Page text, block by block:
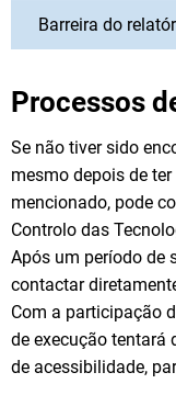
Barreira do
Processos
Se não tiver sido
mesmo depois de
mencionado, pode
Controlo das
Após um período de
contactar
Com a participação
de execução tentará
de acessibilidade,